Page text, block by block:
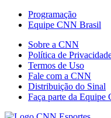
Programação
Equipe CNN Brasil
Sobre a CNN
Política de
Termos de Uso
Fale com a CNN
Distribuição do Sinal
Faça parte da Equipe